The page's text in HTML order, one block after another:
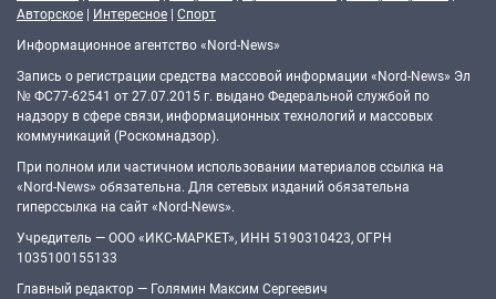
Авторское | Интересное | Спорт
Информационное агентство «Nord-News»
Запись о регистрации средства массовой информации «Nord-News» Эл
№ ФС77-62541 от 27.07.2015 г. выдано Федеральной службой по
надзору в сфере связи, информационных технологий и массовых
коммуникаций (Роскомнадзор).
При полном или частичном использовании материалов ссылка на
«Nord-News» обязательна. Для сетевых изданий обязательна
гиперссылка на сайт «Nord-News».
Учредитель — ООО «ИКС-МАРКЕТ», ИНН 5190310423, ОГРН
1035100155133
Главный редактор — Голямин Максим Сергеевич